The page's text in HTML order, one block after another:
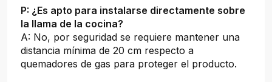
P: ¿Es apto para instalarse directamente sobre
la llama de la cocina?
A: No, por seguridad se requiere mantener una
distancia mínima de 20 cm respecto a
quemadores de gas para proteger el producto.